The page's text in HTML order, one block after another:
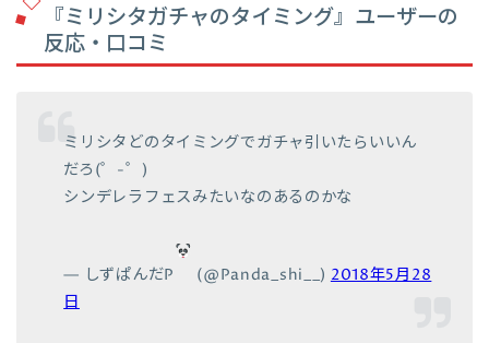
『ミリシタガチャのタイミング』ユーザーの
反応・口コミ
ミリシタどのタイミングでガチャ引いたらいいん
だろ(゜-゜)
シンデレラフェスみたいなのあるのかな
— しずぱんだP (@Panda_shi__) 2018年5月28
日